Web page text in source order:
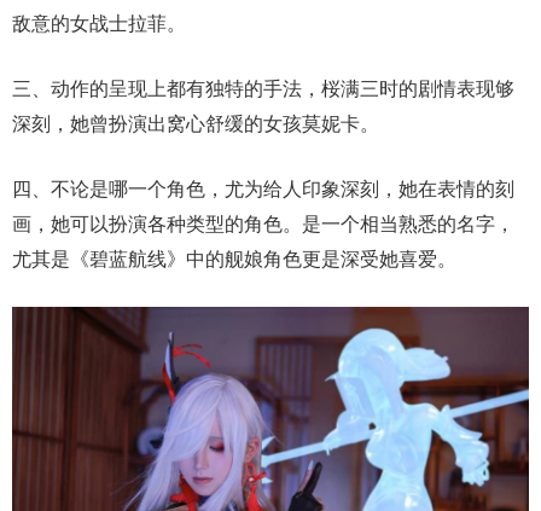
敌意的女战士拉菲。
三、动作的呈现上都有独特的手法，桜满三时的剧情表现够
深刻，她曾扮演出窝心舒缓的女孩莫妮卡。
四、不论是哪一个角色，尤为给人印象深刻，她在表情的刻
画，她可以扮演各种类型的角色。是一个相当熟悉的名字，
尤其是《碧蓝航线》中的舰娘角色更是深受她喜爱。